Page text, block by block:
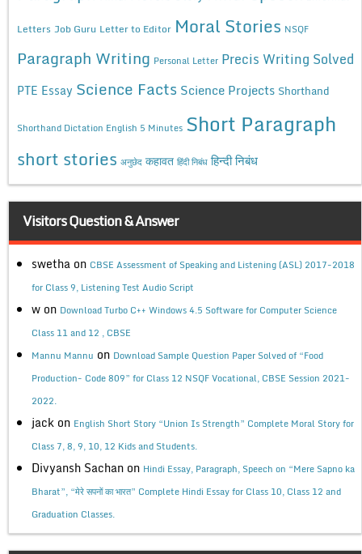
Letters Job Guru Letter to Editor Moral Stories NSQF
Paragraph Writing Personal Letter Precis Writing Solved
PTE Essay Science Facts Science Projects Shorthand
Shorthand Dictation English 5 Minutes Short Paragraph
short stories अनुछेद कहावत हिंदी निबंध हिन्दी निबंध
Visitors Question & Answer
swetha on CBSE Assessment of Speaking and Listening (ASL) 2017-2018
for Class 9, Listening Test Audio Script
w on Download Turbo C++ Windows 4.5 Software for Computer Science
Class 11 and 12 , CBSE
Mannu Mannu on Download Sample Question Paper Solved of “Food
Production- Code 809” for Class 12 NSQF Vocational, CBSE Session 2021-
2022.
jack on English Short Story “Union Is Strength” Complete Moral Story for
Class 7, 8, 9, 10, 12 Kids and Students.
Divyansh Sachan on Hindi Essay, Paragraph, Speech on “Mere Sapno ka
Bharat”, “मेरे सपनों का भारत” Complete Hindi Essay for Class 10, Class 12 and
Graduation Classes.